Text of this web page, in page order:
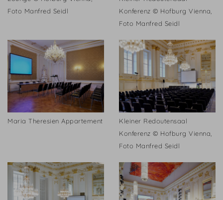
Foto Manfred Seidl
Konferenz © Hofburg Vienna,
Foto Manfred Seidl
Maria Theresien Appartement
Kleiner Redoutensaal
Konferenz © Hofburg Vienna,
Foto Manfred Seidl